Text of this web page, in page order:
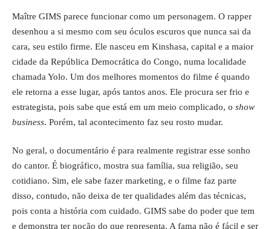
Maître GIMS parece funcionar como um personagem. O rapper
desenhou a si mesmo com seu óculos escuros que nunca sai da
cara, seu estilo firme. Ele nasceu em Kinshasa, capital e a maior
cidade da República Democrática do Congo, numa localidade
chamada Yolo. Um dos melhores momentos do filme é quando
ele retorna a esse lugar, após tantos anos. Ele procura ser frio e
estrategista, pois sabe que está em um meio complicado, o show
business. Porém, tal acontecimento faz seu rosto mudar.
No geral, o documentário é para realmente registrar esse sonho
do cantor. É biográfico, mostra sua família, sua religião, seu
cotidiano. Sim, ele sabe fazer marketing, e o filme faz parte
disso, contudo, não deixa de ter qualidades além das técnicas,
pois conta a história com cuidado. GIMS sabe do poder que tem
e demonstra ter noção do que representa. A fama não é fácil e ser